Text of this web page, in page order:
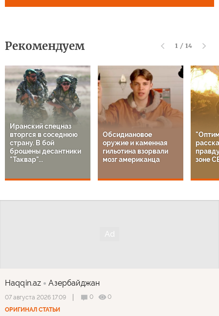
Рекомендуем 1 / 14
Иранский спецназ
вторгся в соседнюю
страну. В бой
брошены десантники
"Таквар"...
Обсидиановое
оружие и каменная
гильотина взорвали
мозг американца
зоне
Haqqin.az Азербайджан
07 августа 2026 17:09 0
0
ОРИГИНАЛ СТАТЬИ